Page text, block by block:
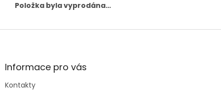
Položka byla vyprodána…
Z
aInformace pro vás
Kontakty